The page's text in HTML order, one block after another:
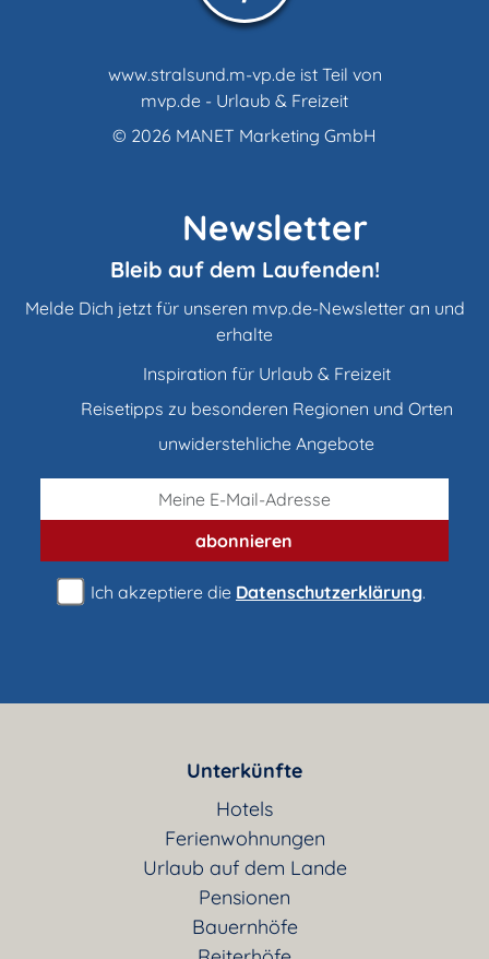
www.stralsund.m-vp.de ist Teil von
mvp.de - Urlaub & Freizeit
© 2026 MANET Marketing GmbH
Newsletter
Bleib auf dem Laufenden!
Melde Dich jetzt für unseren mvp.de-Newsletter an und
erhalte
Inspiration für Urlaub & Freizeit
Reisetipps zu besonderen Regionen und Orten
unwiderstehliche Angebote
abonnieren
Ich akzeptiere die Datenschutzerklärung.
Unterkünfte
Hotels
Ferienwohnungen
Urlaub auf dem Lande
Pensionen
Bauernhöfe